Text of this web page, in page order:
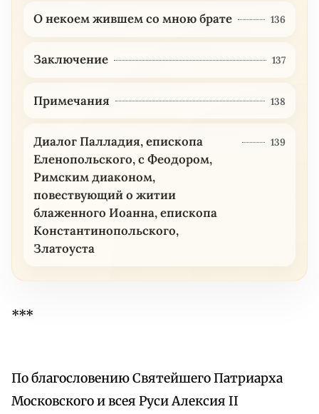
О некоем жившем со мною брате 136
Заключение 137
Примечания 138
Диалог Палладия, епископа
Еленопольского, с Феодором,
Римским диаконом,
повествующий о житии
блаженного Иоанна, епископа
Константинопольского,
Златоуста
139
***
По благословению Святейшего Патриарха
Московского и всея Руси Алексия II